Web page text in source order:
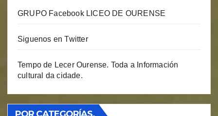
GRUPO Facebook LICEO DE OURENSE
Siguenos en Twitter
Tempo de Lecer Ourense. Toda a Información
cultural da cidade.